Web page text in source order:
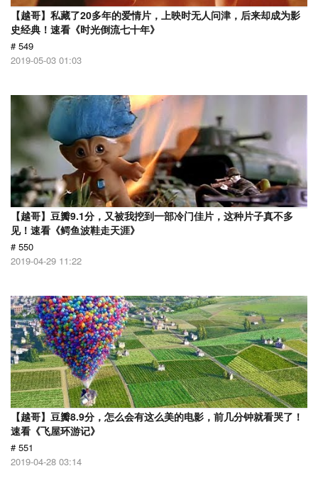
【越哥】私藏了20多年的爱情片，上映时无人问津，后来却成为影
史经典！速看《时光倒流七十年》
# 549
2019-05-03 01:03
【越哥】豆瓣9.1分，又被我挖到一部冷门佳片，这种片子真不多
见！速看《鳄鱼波鞋走天涯》
# 550
2019-04-29 11:22
【越哥】豆瓣8.9分，怎么会有这么美的电影，前几分钟就看哭了！
速看《飞屋环游记》
# 551
2019-04-28 03:14